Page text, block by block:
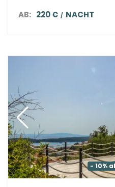
AB: 220 € NACHT
- 10%